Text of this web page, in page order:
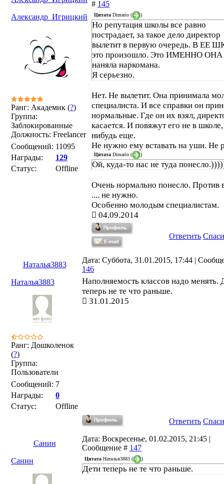
# 145
Александр_Игрицкий
Ранг: Академик (?)
Группа:
Заблокированные
Должность: Freelancer
Сообщений: 11095
Награды:
129
Статус:
Offline
Цитата Dimario ( )
Но репутация школы все равно
пострадает, за такое дело директор
вылетит в первую очередь. В ЕЕ
это произошло. Это ИМЕННО ОНА
наняла наркомана.
Я серьезно.
Нет. Не вылетит. Она принимала
специалиста. И все справки он
нормальные. Где он их взял,
касается. И повяжут его не в школе,
нибудь еще.
Не нужно ему вставать на уши. Не
Цитата Dimario ( )
Ой, куда-то нас не туда
Очень нормально понесло. Против
.... не нужно.
Особенно молодым специалистам.
04.09.2014
Ответить
Наталья3883
Дата: Суббота, 31.01.2015, 17:44 |
146
Наталья3883
Ранг: Дошколенок
(?)
Группа:
Пользователи
Сообщений: 7
Награды:
0
Статус:
Offline
Наполняемость классов надо менять.
теперь не те что раньше.
31.01.2015
Ответить
Санин
Дата: Воскресенье, 01.02.2015, 21:45 |
Сообщение # 147
Санин
Цитата Наталья3883 ( )
Дети теперь не те что раньше.